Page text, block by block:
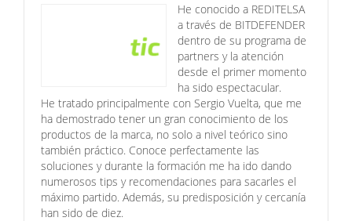
He conocido a REDITELSA
a través de BITDEFENDER
dentro de su programa de
partners y la atención
desde el primer momento
ha sido espectacular.
He tratado principalmente con Sergio Vuelta, que me
ha demostrado tener un gran conocimiento de los
productos de la marca, no solo a nivel teórico sino
también práctico. Conoce perfectamente las
soluciones y durante la formación me ha ido dando
numerosos tips y recomendaciones para sacarles el
máximo partido. Además, su predisposición y cercanía
han sido de diez.